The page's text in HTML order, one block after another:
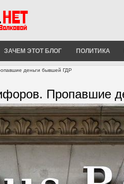
ЗАЧЕМ ЭТОТ БЛОГ ПОЛИТИКА
деньги бывшей ГДР
Пропавшие